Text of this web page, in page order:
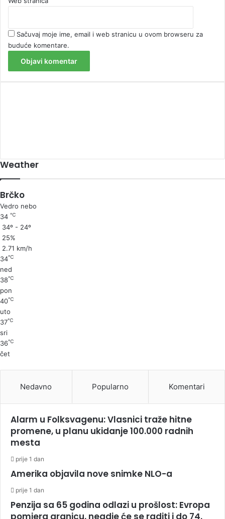
Sačuvaj moje ime, email i web stranicu u ovom browseru za
buduće komentare.
Weather
Brčko
Vedro nebo
34 ℃
34º - 24º
25%
2.71 km/h
34℃
ned
38℃
pon
40℃
uto
37℃
sri
36℃
čet
Nedavno Popularno Komentari
Alarm u Folksvagenu: Vlasnici traže hitne
promene, u planu ukidanje 100.000 radnih
mesta
prije 1 dan
Amerika objavila nove snimke NLO-a
prije 1 dan
Penzija sa 65 godina odlazi u prošlost: Evropa
pomjera granicu, negdje će se raditi i do 74.